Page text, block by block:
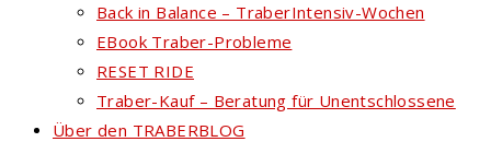
Back in Balance – TraberIntensiv-Wochen
EBook Traber-Probleme
RESET RIDE
Traber-Kauf – Beratung für Unentschlossene
Über den TRABERBLOG